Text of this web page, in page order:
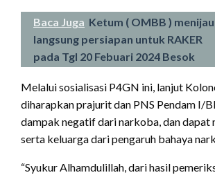
Baca Juga Ketum ( OMBB ) menijau
langsung persiapan untuk RAKER
pada Tgl 20 Febuari 2024 Besok
Melalui sosialisasi P4GN ini, lanjut
diharapkan prajurit dan PNS Pendam I/
dampak negatif dari narkoba, dan dapat
serta keluarga dari pengaruh bahaya
“Syukur Alhamdulillah, dari hasil